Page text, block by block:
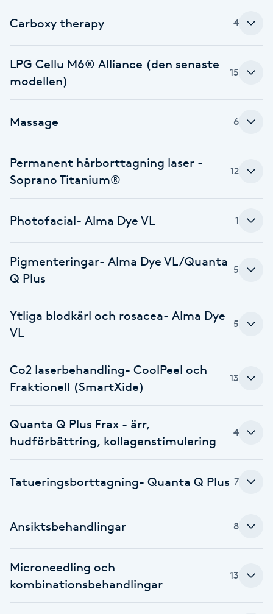
Fotvård
Fransar
Fransfärgning
Fransförlängning
Fransförlängning Megavolym
Fransk manikyr
Fransrengöring
Frekvensterapi
Friskvård
Friskvårdsmassage
Funktionsanalys
Färgning
G
Gel naglar
Carboxy therapy 4
LPG Cellu M6® Alliance (den senaste
modellen)
15
Massage 6
Permanent hårborttagning laser -
Soprano Titanium®
12
Photofacial- Alma Dye VL 1
Pigmenteringar- Alma Dye VL/Quanta
Q Plus
5
Ytliga blodkärl och rosacea- Alma Dye
VL
5
Co2 laserbehandling- CoolPeel och
Fraktionell (SmartXide)
13
Quanta Q Plus Frax - ärr,
hudförbättring, kollagenstimulering
4
Tatueringsborttagning- Quanta Q Plus 7
Ansiktsbehandlingar 8
Microneedling och
kombinationsbehandlingar
13